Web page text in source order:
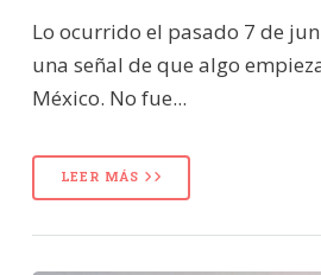
Lo ocurrido el pasado 7 de
una señal de que algo
México. No fue...
LEER MÁS